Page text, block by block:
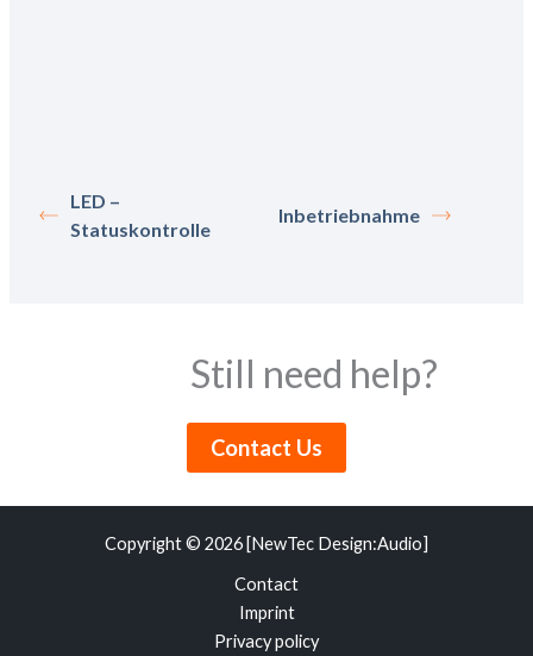
LED –
Statuskontrolle
Inbetriebnahme
Still need help?
Contact Us
Copyright © 2026 [NewTec Design:Audio]
Contact
Imprint
Privacy policy